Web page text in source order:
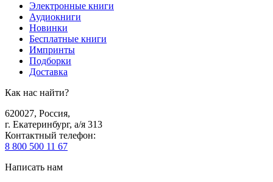
Электронные книги
Аудиокниги
Новинки
Бесплатные книги
Импринты
Подборки
Доставка
Как нас найти?
620027, Россия,
г. Екатеринбург, а/я 313
Контактный телефон:
8 800 500 11 67
Написать нам